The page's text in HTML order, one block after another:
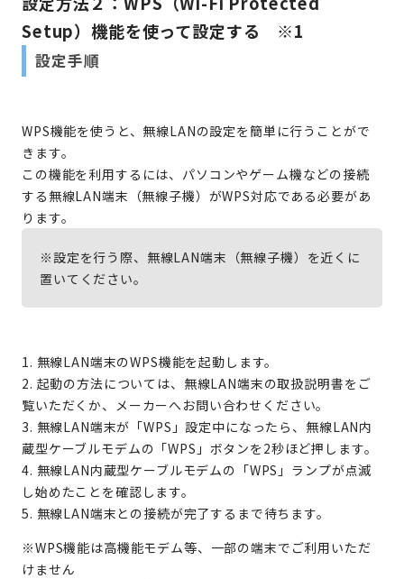
Setup）機能を使って設定する ※1
設定手順
WPS機能を使うと、無線LANの設定を簡単に行うことがで
きます。
この機能を利用するには、パソコンやゲーム機などの接続
する無線LAN端末（無線子機）がWPS対応である必要があ
ります。
※設定を行う際、無線LAN端末（無線子機）を近くに
置いてください。
1. 無線LAN端末のWPS機能を起動します。
2. 起動の方法については、無線LAN端末の取扱説明書をご
覧いただくか、メーカーへお問い合わせください。
3. 無線LAN端末が「WPS」設定中になったら、無線LAN内
蔵型ケーブルモデムの「WPS」ボタンを2秒ほど押します。
4. 無線LAN内蔵型ケーブルモデムの「WPS」ランプが点滅
し始めたことを確認します。
5. 無線LAN端末との接続が完了するまで待ちます。
※WPS機能は高機能モデム等、一部の端末でご利用いただ
けません